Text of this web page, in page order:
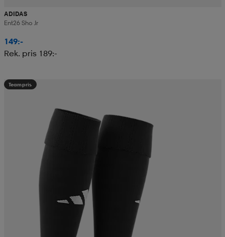
ADIDAS
Ent26 Sho Jr
149:-
Rek. pris 189:-
Teampris